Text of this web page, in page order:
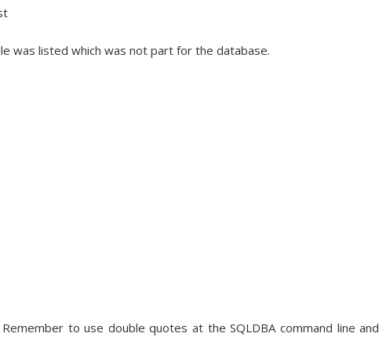
was listed which was not part for the database.
to use double quotes at the SQLDBA command line and